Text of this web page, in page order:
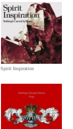
Spirit Inspiration